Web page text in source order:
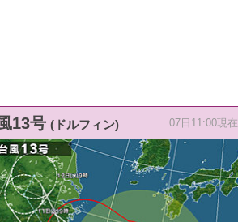
13号 (ドルフィン) 07日11:00現在